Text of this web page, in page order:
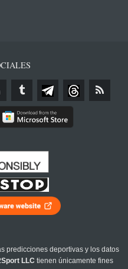
predicciones deportivas y los datos
LLC tienen únicamente fines